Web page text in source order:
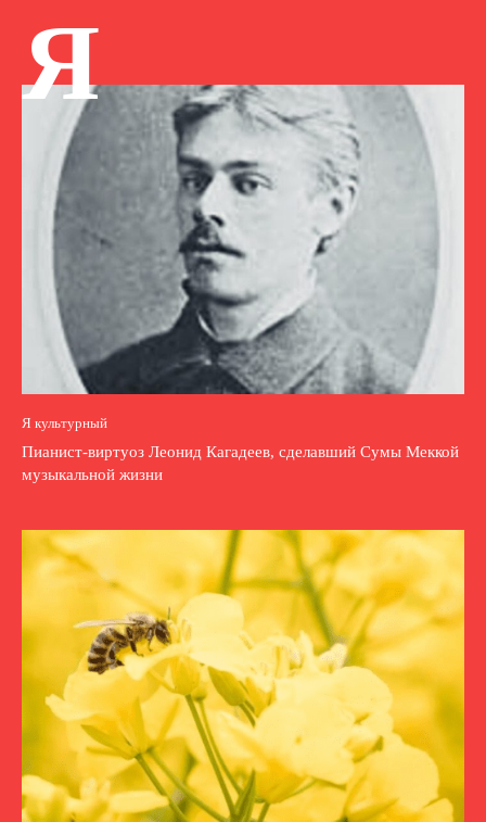
Я
Я культурный
Пианист-виртуоз Леонид Кагадеев, сделавший Сумы Меккой
музыкальной жизни